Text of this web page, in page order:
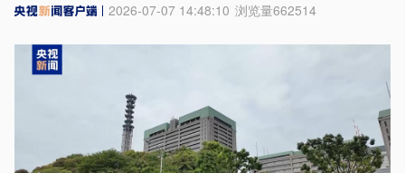
2026-07-07 14:48:10 浏览量662514